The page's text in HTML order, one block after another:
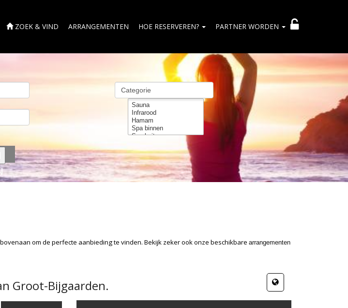
ZOEK & VIND ARRANGEMENTEN HOE RESERVEREN? PARTNER WORDEN
om de perfecte aanbieding te vinden. Bekijk zeker ook onze beschikbare arrangementen
Groot-Bijgaarden.